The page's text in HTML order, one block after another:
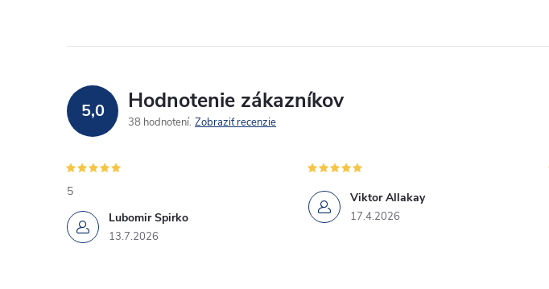
5,0 Hodnotenie zákazníkov
38 hodnotení Zobraziť recenzie
Lubomir Spirko
13.7.2026
5 Viktor Allakay
17.4.2026